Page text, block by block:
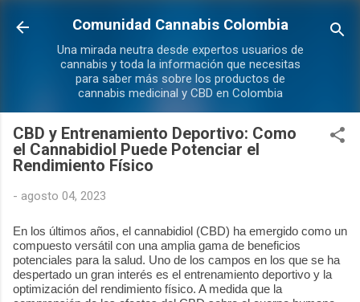
Ir al contenido principal
Comunidad Cannabis Colombia
Una mirada neutra desde expertos usuarios de
cannabis y toda la información que necesitas
para saber más sobre los productos de
cannabis medicinal y CBD en Colombia
CBD y Entrenamiento Deportivo: Como
el Cannabidiol Puede Potenciar el
Rendimiento Físico
- agosto 04, 2023
En los últimos años, el cannabidiol (CBD) ha emergido como un
compuesto versátil con una amplia gama de beneficios
potenciales para la salud. Uno de los campos en los que se ha
despertado un gran interés es el entrenamiento deportivo y la
optimización del rendimiento físico. A medida que la